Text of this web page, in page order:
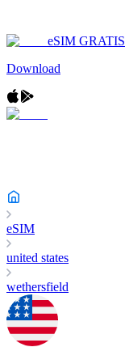
eSIM GRATIS
Download
eSIM
united states
wethersfield